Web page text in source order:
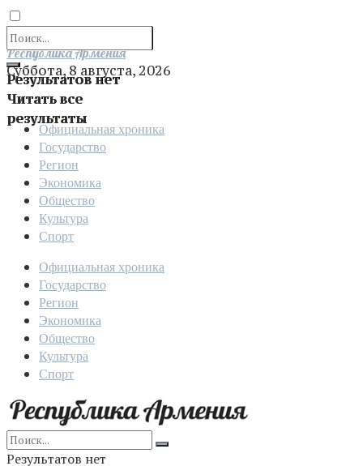
Результатов нет
Читать все
результаты
Отправить
Республика Армения
Суббота, 8 августа, 2026
Официальная хроника
Государство
Регион
Экономика
Общество
Культура
Спорт
Официальная хроника
Государство
Регион
Экономика
Общество
Культура
Спорт
Результатов нет